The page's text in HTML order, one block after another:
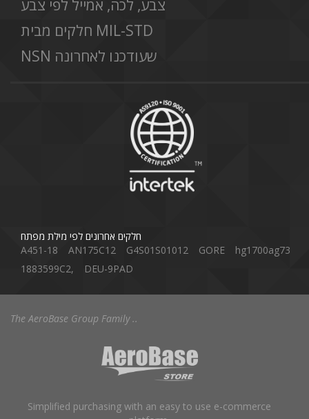
צבע, לכה, אמייל לפי צבע
חלקים מבית MIL-STD
NSN שעודכנו לאחרונה
חלקים אחרונים לפי מילת מפתח
A451-18
AN175C12 G4S01S01012 GORE
hg1700ag73
1883599C2,
DEU-9PAD
The AeroBase Group Family ..
Simplified purchasing with an easy to use e-commerce